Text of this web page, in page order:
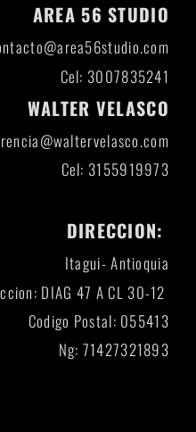
AREA 56 STUDIO
Cel: 3007835241
WALTER VELASCO
Cel: 3155919973
DIRECCION:
Itagui- Antioquia
DIAG 47 A CL 30-12
Codigo Postal: 055413
Ng: 71427321893